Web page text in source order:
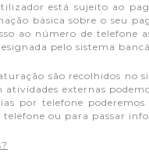
está sujeito ao
básica sobre o seu
ao número de
pelo sistema
são recolhidos
atividades externas
por telefone
ou para passar